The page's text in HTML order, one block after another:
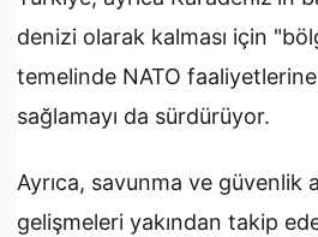
denizi olarak kalması için
temelinde NATO
sağlamayı da sürdürüyor.
Ayrıca, savunma ve güvenlik
gelişmeleri yakından takip